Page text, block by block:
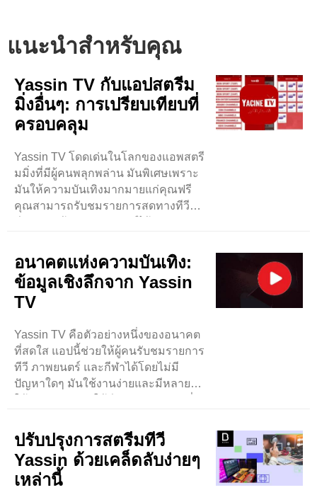
แนะนำสำหรับคุณ
Yassin TV กับแอปสตรีม
มิ่งอื่นๆ: การเปรียบเทียบที่
ครอบคลุม
Yassin TV โดดเด่นในโลกของแอพสตรี
มมิ่งที่มีผู้คนพลุกพล่าน มันพิเศษเพราะ
มันให้ความบันเทิงมากมายแก่คุณฟรี
คุณสามารถรับชมรายการสดทางทีวี
อนาคตแห่งความบันเทิง:
ข้อมูลเชิงลึกจาก Yassin
TV
Yassin TV คือตัวอย่างหนึ่งของอนาคต
ที่สดใส แอปนี้ช่วยให้ผู้คนรับชมรายการ
ทีวี ภาพยนตร์ และกีฬาได้โดยไม่มี
ปัญหาใดๆ มันใช้งานง่ายและมีหลายสิ่ง
ปรับปรุงการสตรีมทีวี
Yassin ด้วยเคล็ดลับง่ายๆ
เหล่านี้